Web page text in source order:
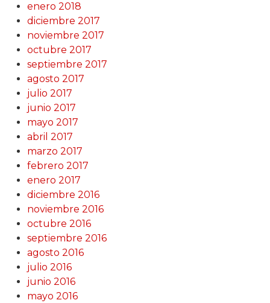
enero 2018
diciembre 2017
noviembre 2017
octubre 2017
septiembre 2017
agosto 2017
julio 2017
junio 2017
mayo 2017
abril 2017
marzo 2017
febrero 2017
enero 2017
diciembre 2016
noviembre 2016
octubre 2016
septiembre 2016
agosto 2016
julio 2016
junio 2016
mayo 2016